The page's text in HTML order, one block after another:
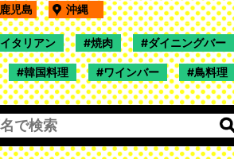
鹿児島 沖縄
イタリアン 焼肉 ダイニングバー
韓国料理 ワインバー 鳥料理